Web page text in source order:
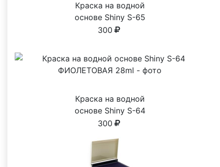
Краска на водной
основе Shiny S-65
ЗЕЛЕНАЯ 28ml
300
Краска на водной
основе Shiny S-64
ФИОЛЕТОВАЯ 28ml
300